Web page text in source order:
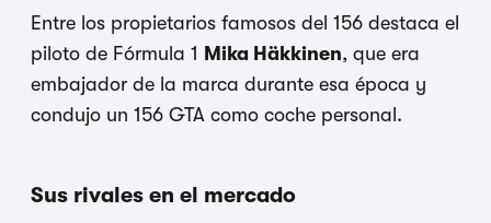
Entre los propietarios famosos del 156 destaca el
piloto de Fórmula 1 Mika Häkkinen, que era
embajador de la marca durante esa época y
condujo un 156 GTA como coche personal.
Sus rivales en el mercado